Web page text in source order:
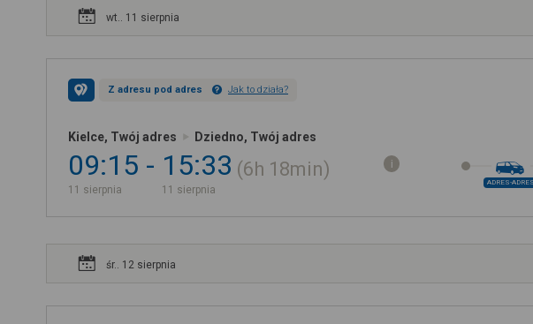
wt.. 11 sierpnia
Z adresu pod adres Jak to działa?
Kielce, Twój adres Dziedno, Twój adres
09:15
11 sierpnia
15:33
11 sierpnia
6h 18min
ADRES-ADRES
śr.. 12 sierpnia